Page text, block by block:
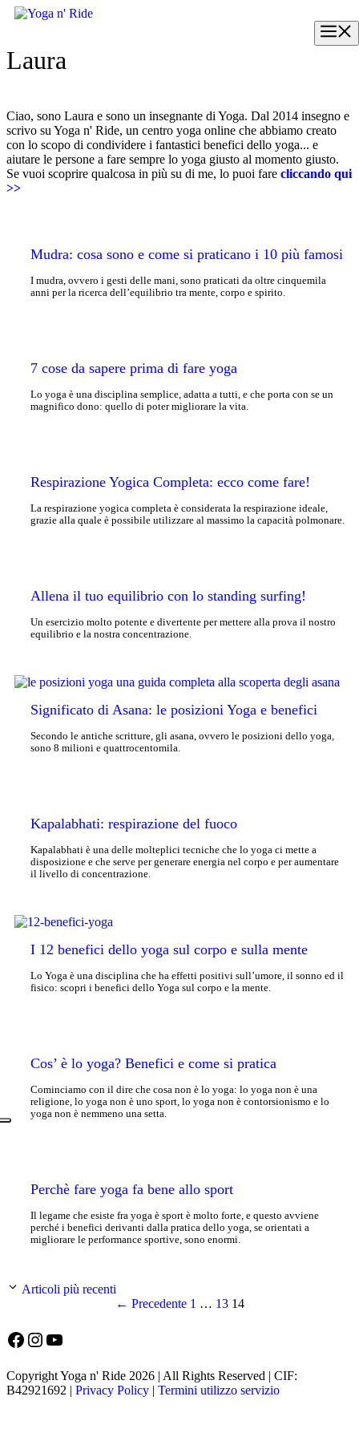
Vai
Laura
Ciao, sono Laura e sono un insegnante di Yoga. Dal 2014 insegno e
scrivo su Yoga n' Ride, un centro yoga online che abbiamo creato
con lo scopo di condividere i fantastici benefici dello yoga... e
aiutare le persone a fare sempre lo yoga giusto al momento giusto.
Se vuoi scoprire qualcosa in più su di me, lo puoi fare cliccando qui
>>
Mudra: cosa sono e come si praticano i 10 più famosi
I mudra, ovvero i gesti delle mani, sono praticati da oltre cinquemila
anni per la ricerca dell’equilibrio tra mente, corpo e spirito.
7 cose da sapere prima di fare yoga
Lo yoga è una disciplina semplice, adatta a tutti, e che porta con se un
magnifico dono: quello di poter migliorare la vita.
Respirazione Yogica Completa: ecco come fare!
La respirazione yogica completa è considerata la respirazione ideale,
grazie alla quale è possibile utilizzare al massimo la capacità polmonare.
Allena il tuo equilibrio con lo standing surfing!
Un esercizio molto potente e divertente per mettere alla prova il nostro
equilibrio e la nostra concentrazione.
Significato di Asana: le posizioni Yoga e benefici
Secondo le antiche scritture, gli asana, ovvero le posizioni dello yoga,
sono 8 milioni e quattrocentomila.
Kapalabhati: respirazione del fuoco
Kapalabhati è una delle molteplici tecniche che lo yoga ci mette a
disposizione e che serve per generare energia nel corpo e per aumentare
il livello di concentrazione.
I 12 benefici dello yoga sul corpo e sulla mente
Lo Yoga è una disciplina che ha effetti positivi sull’umore, il sonno ed il
fisico: scopri i benefici dello Yoga sul corpo e la mente.
Cos’ è lo yoga? Benefici e come si pratica
Cominciamo con il dire che cosa non è lo yoga: lo yoga non è una
religione, lo yoga non è uno sport, lo yoga non è contorsionismo e lo
yoga non è nemmeno una setta.
Perchè fare yoga fa bene allo sport
Il legame che esiste fra yoga è sport è molto forte, e questo avviene
perché i benefici derivanti dalla pratica dello yoga, se orientati a
migliorare le performance sportive, sono enormi.
Articoli più recenti
← Precedente Pagina
1 … Pagina
13 Pagina
14
Facebook
Instagram
YouTube
Copyright Yoga n' Ride 2026 | All Rights Reserved | CIF:
B42921692 | Privacy Policy | Termini utilizzo servizio